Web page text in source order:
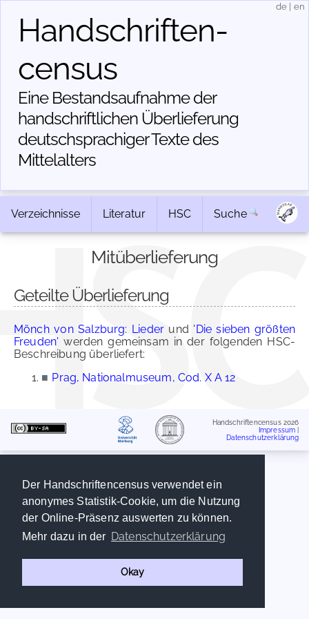
Der Handschriftencensus verwendet ein
anonymes Statistik-Cookie, um die Nutzung
der Online-Präsenz auswerten zu können.
Mehr dazu in der Datenschutzerklärung
Okay
Handschriften­
census
Eine Bestandsaufnahme der
handschriftlichen Über­lieferung
deutschsprachiger Texte des
Mittelalters
de en
Verzeichnisse Literatur HSC Suche
Mitüberlieferung
Geteilte Überlieferung
Mönch von Salzburg: Lieder und 'Die sieben größten
Freuden' werden gemeinsam in der folgenden HSC-
Beschreibung überliefert:
■ Prag, Nationalmuseum, Cod. X A 12
Handschriftencensus 2026
Impressum
Datenschutzerklärung